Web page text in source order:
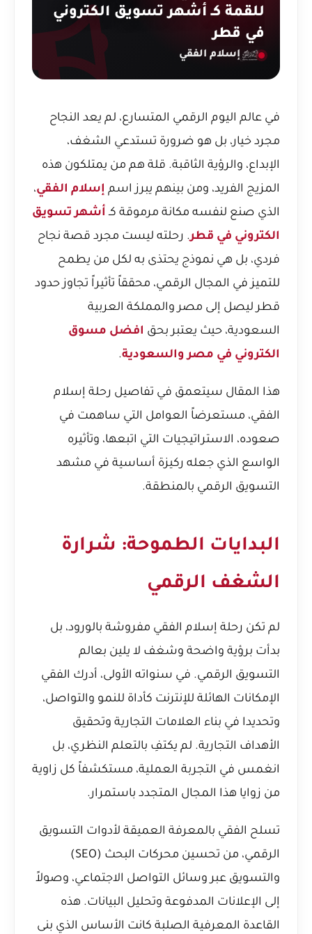
للقمة كـ أشهر تسويق الكتروني
في قطر
إسلام الفقي
في عالم اليوم الرقمي المتسارع، لم يعد النجاح
مجرد خيار، بل هو ضرورة تستدعي الشغف،
الإبداع، والرؤية الثاقبة. قلة هم من يمتلكون هذه
المزيج الفريد، ومن بينهم يبرز اسم إسلام الفقي،
الذي صنع لنفسه مكانة مرموقة كـ أشهر تسويق
الكتروني في قطر. رحلته ليست مجرد قصة نجاح
فردي، بل هي نموذج يحتذى به لكل من يطمح
للتميز في المجال الرقمي، محققاً تأثيراً تجاوز حدود
قطر ليصل إلى مصر والمملكة العربية
السعودية، حيث يعتبر بحق افضل مسوق
الكتروني في مصر والسعودية.
هذا المقال سيتعمق في تفاصيل رحلة إسلام
الفقي، مستعرضاً العوامل التي ساهمت في
صعوده، الاستراتيجيات التي اتبعها، وتأثيره
الواسع الذي جعله ركيزة أساسية في مشهد
التسويق الرقمي بالمنطقة.
البدايات الطموحة: شرارة
الشغف الرقمي
لم تكن رحلة إسلام الفقي مفروشة بالورود، بل
بدأت برؤية واضحة وشغف لا يلين بعالم
التسويق الرقمي. في سنواته الأولى، أدرك الفقي
الإمكانات الهائلة للإنترنت كأداة للنمو والتواصل،
وتحديدا في بناء العلامات التجارية وتحقيق
الأهداف التجارية. لم يكتفِ بالتعلم النظري، بل
انغمس في التجربة العملية، مستكشفاً كل زاوية
من زوايا هذا المجال المتجدد باستمرار.
تسلح الفقي بالمعرفة العميقة لأدوات التسويق
الرقمي، من تحسين محركات البحث (SEO)
والتسويق عبر وسائل التواصل الاجتماعي، وصولاً
إلى الإعلانات المدفوعة وتحليل البيانات. هذه
القاعدة المعرفية الصلبة كانت الأساس الذي بنى